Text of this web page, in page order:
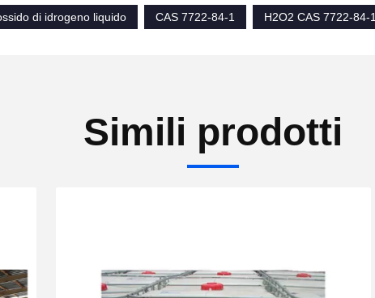
di idrogeno liquido
CAS 7722-84-1 H2O2 CAS 7722-84-1
Simili prodotti